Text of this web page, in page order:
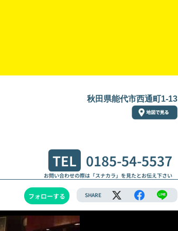
秋田県能代市西通町1-13
TEL 0185-54-5537
お問い合わせの際は「スナカラ」を見たとお伝え下さい
フォローする SHARE